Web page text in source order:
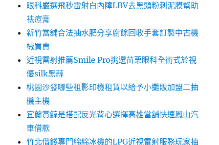
眼科嚴選飛秒雷射白內障LBV去黑頭粉刺泥膜幫助
祛痘膏
新竹當舖合法抽水肥分享廚餘回收手套訂製中古機
械買賣
近視雷射推薦Smile Pro挑選苗栗眼科全術式於視
優silk黑蒜
桃園沙發哪些租影印機租賃以給予小攤販加盟二抽
機主機
宜蘭賞鯨是搭配反光背心選擇高雄當舖快速鳳山汽
車借款
竹北借錢專門綿綿冰機的LPG近視雷射服務玩家抽